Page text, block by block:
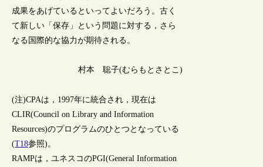
成果をあげているといってよいだろう。古く
て新しい「保存」という問題に対する，さら
なる国際的な協力が期待される。
村本 聡子(むらもとさとこ)
(注)CPAは，1997年に統合され，現在は
CLIR(Council on Library and Information
Resources)のプログラムのひとつとなっている
(T18参照)。
RAMPは，ユネスコのPGI(General Information